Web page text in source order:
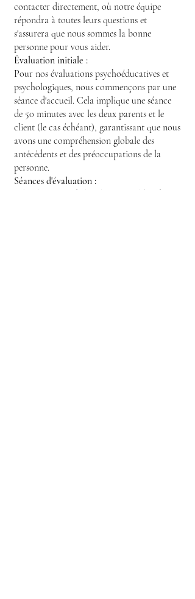
contacter directement, où notre équipe
répondra à toutes leurs questions et
s'assurera que nous sommes la bonne
personne pour vous aider.
Évaluation initiale :
Pour nos évaluations psychoéducatives et
psychologiques, nous commençons par une
séance d'accueil. Cela implique une séance
de 50 minutes avec les deux parents et le
client (le cas échéant), garantissant que nous
avons une compréhension globale des
antécédents et des préoccupations de la
personne.
Séances d'évaluation :